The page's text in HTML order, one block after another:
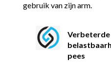
gebruik van zijn arm.
Verbeterde
pees